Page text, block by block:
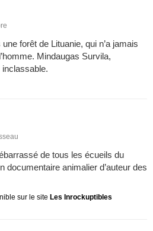
forêt de Lituanie, qui n’a jamais
Mindaugas Survila,
de tous les écueils du
documentaire animalier d’auteur des
sur le site Les Inrockuptibles